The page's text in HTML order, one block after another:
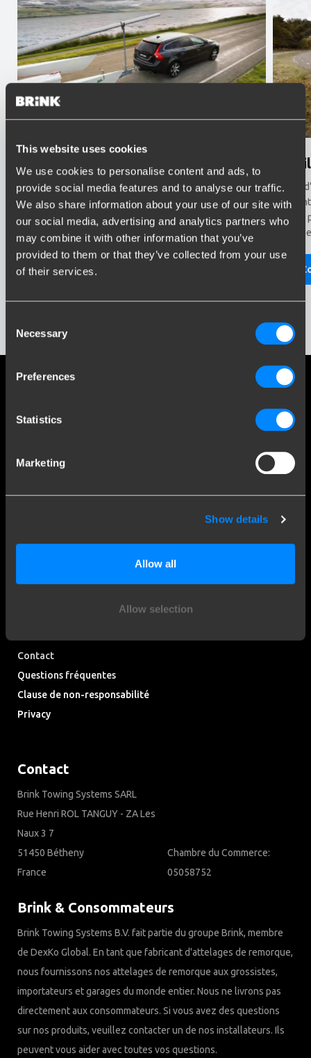
This website uses cookies
We use cookies to personalise content and ads, to
provide social media features and to analyse our traffic.
We also share information about your use of our site with
our social media, advertising and analytics partners who
may combine it with other information that you’ve
provided to them or that they’ve collected from your use
of their services.
Selection
Necessary
Preferences
Statistics
Marketing
Show details
Allow all
Allow selection
Conduite économique
Si vous tractez un élément avec votre véhicule, la
consommation de carburant augmente. Bien entendu,
vous souhaitez limiter cette consommation
supplémentaire. Vous pouvez le faire en adaptant votre
vitesse et en maintenant une vitesse constante. Nous
vous donnons volontiers certains conseils.
Continuer à lire
L’achat
Celui-ci
et
Restez informé de nos derniers développements.
Plus de 120 ans d'expertise
Depuis 1903, Brink est passé d'une petite forge à une
Contact
Questions fréquentes
Clause de non-responsabilité
Privacy
Contact
Brink Towing Systems SARL
Rue Henri ROL TANGUY - ZA Les
Naux 3 7
51450 Bétheny
France
Chambre du Commerce:
05058752
Brink & Consommateurs
Brink Towing Systems B.V. fait partie du groupe Brink, membre
de DexKo Global. En tant que fabricant d'attelages de remorque,
nous fournissons nos attelages de remorque aux grossistes,
importateurs et garages du monde entier. Nous ne livrons pas
directement aux consommateurs. Si vous avez des questions
sur nos produits, veuillez contacter un de nos installateurs. Ils
peuvent vous aider avec toutes vos questions.